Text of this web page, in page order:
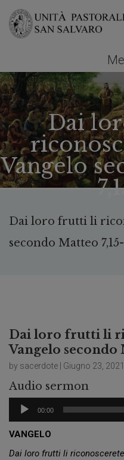
Dai
Vangelo
Giugno 23, 2021
Dai loro frutti li
secondo Matteo
Dai loro frutti li
Vangelo secondo
by sacerdote | Giugno 23, 2021
Audio sermon
Audio
Player
00:00
VANGELO
Dai loro frutti li riconoscerete